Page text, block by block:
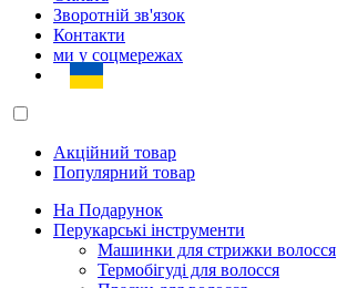
Зворотній зв'язок
Контакти
ми у соцмережах
Акційний товар
Популярний товар
На Подарунок
Перукарські інструменти
Машинки для стрижки волосся
Термобігуді для волосся